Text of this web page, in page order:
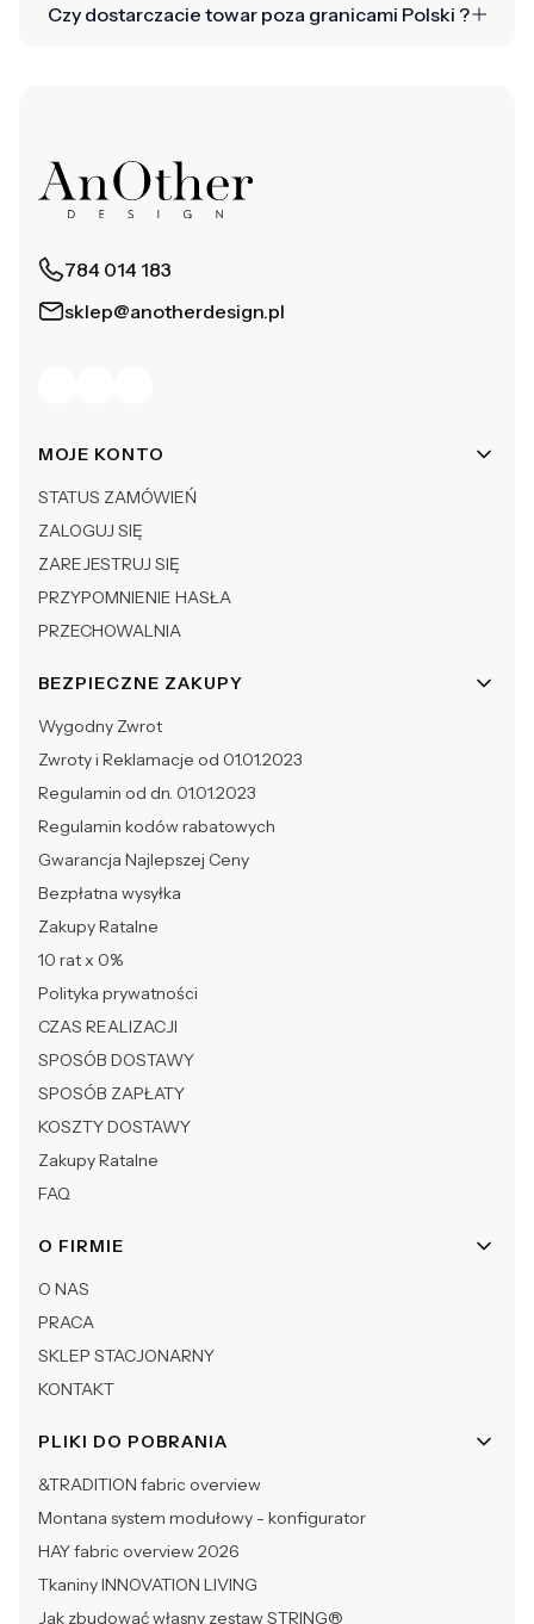
Czy dostarczacie towar poza granicami Polski ?
784 014 183
sklep@anotherdesign.pl
Linki w stopce
MOJE KONTO
STATUS ZAMÓWIEŃ
ZALOGUJ SIĘ
ZAREJESTRUJ SIĘ
PRZYPOMNIENIE HASŁA
PRZECHOWALNIA
BEZPIECZNE ZAKUPY
Wygodny Zwrot
Zwroty i Reklamacje od 01.01.2023
Regulamin od dn. 01.01.2023
Regulamin kodów rabatowych
Gwarancja Najlepszej Ceny
Bezpłatna wysyłka
Zakupy Ratalne
10 rat x 0%
Polityka prywatności
CZAS REALIZACJI
SPOSÓB DOSTAWY
SPOSÓB ZAPŁATY
KOSZTY DOSTAWY
Zakupy Ratalne
FAQ
O FIRMIE
O NAS
PRACA
SKLEP STACJONARNY
KONTAKT
PLIKI DO POBRANIA
&TRADITION fabric overview
Montana system modułowy - konfigurator
HAY fabric overview 2026
Tkaniny INNOVATION LIVING
Jak zbudować własny zestaw STRING®